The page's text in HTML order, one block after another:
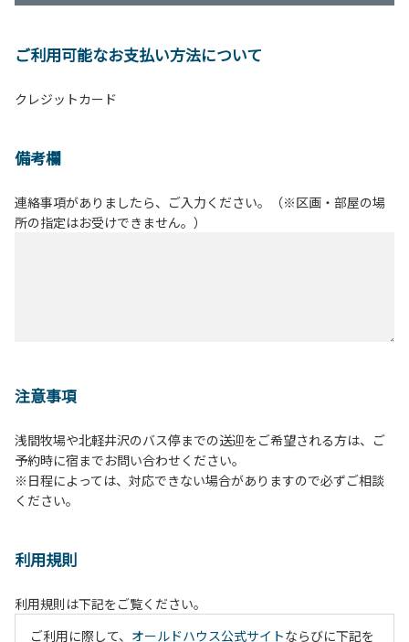
ご利用可能なお支払い方法について
クレジットカード
備考欄
連絡事項がありましたら、ご入力ください。（※区画・部屋の場
所の指定はお受けできません。）
注意事項
浅間牧場や北軽井沢のバス停までの送迎をご希望される方は、ご
予約時に宿までお問い合わせください。
※日程によっては、対応できない場合がありますので必ずご相談
ください。
利用規則
利用規則は下記をご覧ください。
ご利用に際して、 オールドハウス公式サイトならびに下記を